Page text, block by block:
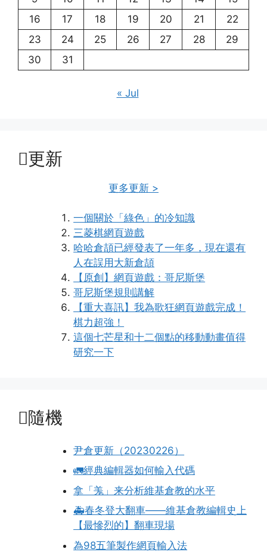
16
17 18 19 20 21
22
23
24 25 26 27 28
29
30
31
« Jul
更新
更多更新 >
一個關於「綠色」的冷知識
三菱棋網頁遊戲
哈哈倉頡已經發表了一年多，現在還有
人在誤用大新倉頡
【原創】網頁遊戲：哥尼斯堡
哥尼斯堡規則講解
【重大喜訊】我為歌狂網頁遊戲完成！
棋力超強！
這個七芒星和十二個點的移動動畫值得
研究一下
隨機
尹倉更新（20230226）
🚛經典編輯器如何輸入代碼
拿「羗」来分析維基倉教的水平
🚑春冬登大翻車——維基倉教編輯史上
【最慘烈的】翻車現場
為98五筆製作網頁輸入法